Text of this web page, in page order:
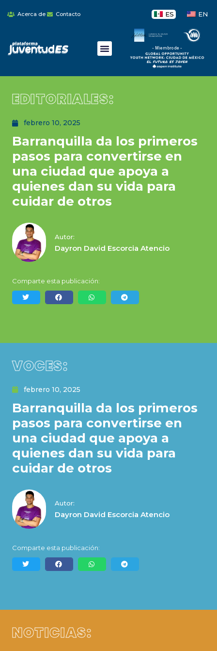
Acerca de Contacto ES EN
- Miembro de -
EDITORIALES:
febrero 10, 2025
Barranquilla da los primeros
pasos para convertirse en
una ciudad que apoya a
quienes dan su vida para
cuidar de otros
Autor:
Dayron David Escorcia Atencio
Comparte esta publicación:
VOCES:
febrero 10, 2025
Barranquilla da los primeros
pasos para convertirse en
una ciudad que apoya a
quienes dan su vida para
cuidar de otros
Autor:
Dayron David Escorcia Atencio
Comparte esta publicación:
NOTICIAS: